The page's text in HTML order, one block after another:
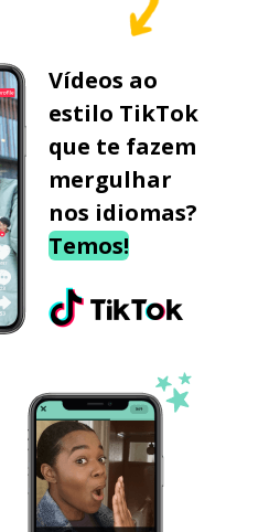
Vídeos ao
estilo TikTok
que te fazem
mergulhar
nos idiomas?
Temos!